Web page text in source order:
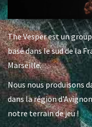
The Vesper est un
basé dans le sud de la
Marseille.
Nous nous produisons
dans la région
notre terrain de jeu !